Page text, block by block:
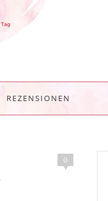
REZENSIONEN
0